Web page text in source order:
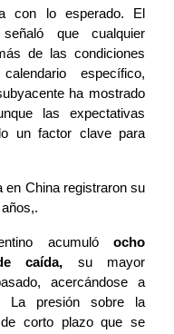
con lo esperado. El
que cualquier
de las condiciones
específico,
ha mostrado
las expectativas
un factor clave para
en China registraron su
acumuló ocho
caída, su mayor
acercándose a
La presión sobre la
corto plazo que se